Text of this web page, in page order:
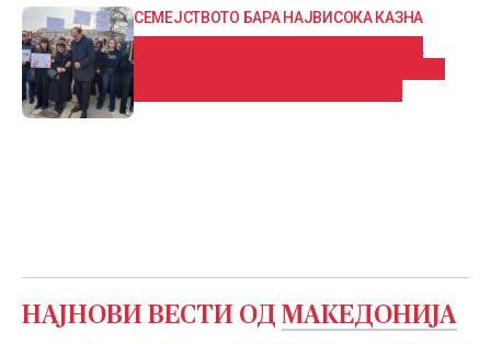
СЕМЕЈСТВОТО БАРА НАЈВИСОКА КАЗНА
Васил не ни ја намали болката!
НАЈНОВИ ВЕСТИ ОД МАКЕДОНИЈА